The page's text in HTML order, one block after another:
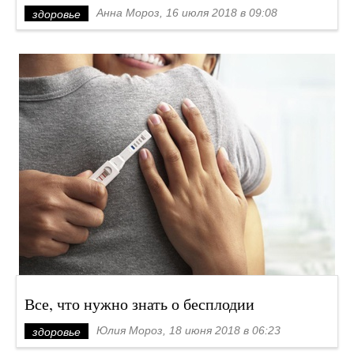
здоровье Анна Мороз, 16 июля 2018 в 09:08
Все, что нужно знать о бесплодии
здоровье Юлия Мороз, 18 июня 2018 в 06:23